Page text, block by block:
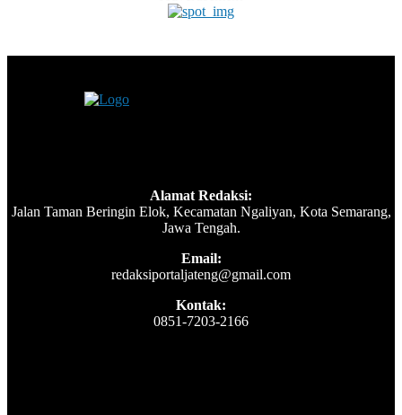
Alamat Redaksi:
Jalan Taman Beringin Elok, Kecamatan Ngaliyan, Kota Semarang,
Jawa Tengah.
Email:
redaksiportaljateng@gmail.com
Kontak:
0851-7203-2166